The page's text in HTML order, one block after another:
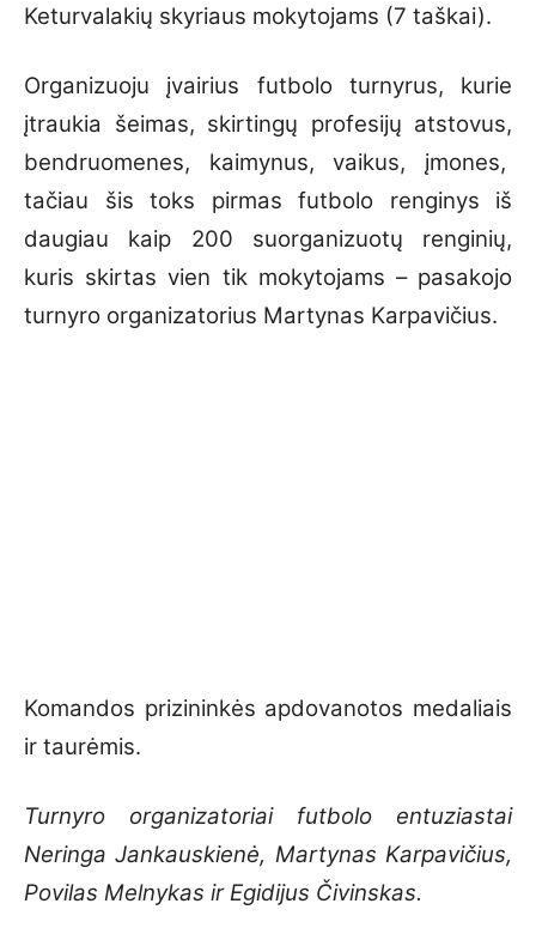
Keturvalakių skyriaus mokytojams (7 taškai).
Organizuoju įvairius futbolo turnyrus, kurie
įtraukia šeimas, skirtingų profesijų atstovus,
bendruomenes, kaimynus, vaikus, įmones,
tačiau šis toks pirmas futbolo renginys iš
daugiau kaip 200 suorganizuotų renginių,
kuris skirtas vien tik mokytojams – pasakojo
turnyro organizatorius Martynas Karpavičius.
Komandos prizininkės apdovanotos medaliais
ir taurėmis.
Turnyro organizatoriai futbolo entuziastai
Neringa Jankauskienė, Martynas Karpavičius,
Povilas Melnykas ir Egidijus Čivinskas.